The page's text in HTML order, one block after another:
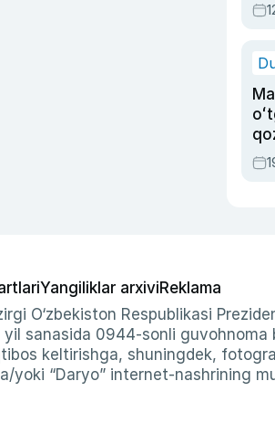
Yangiliklar arxiviReklama
O‘zbekiston Respublikasi
sanasida 0944-sonli
keltirishga, shuningdek,
yoki “Daryo” internet-nashrining